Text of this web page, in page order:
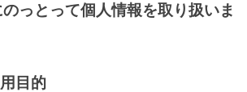
っとって個人情報を取り扱いま
目的